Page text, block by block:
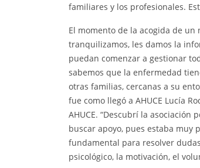
familiares y los profesionales.
El momento de la acogida de un
tranquilizamos, les damos la
puedan comenzar a gestionar
sabemos que la enfermedad
otras familias, cercanas a su
fue como llegó a AHUCE Lucía
AHUCE. “Descubrí la
buscar apoyo, pues estaba muy
fundamental para resolver
psicológico, la motivación, el